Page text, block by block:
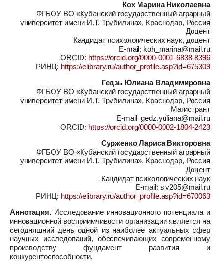
Кох Марина Николаевна
ФГБОУ ВО «Кубанский государственный аграрный
университет имени И.Т. Трубилина», Краснодар, Россия
Доцент
Кандидат психологических наук, доцент
E-mail: koh_marina@mail.ru
ORCID: https://orcid.org/0000-0001-6838-8396
РИНЦ: https://elibrary.ru/author_profile.asp?id=675309
Гедзь Юлиана Владимировна
ФГБОУ ВО «Кубанский государственный аграрный
университет имени И.Т. Трубилина», Краснодар, Россия
Магистрант
E-mail: gedz.yuliana@mail.ru
ORCID: https://orcid.org/0000-0002-1804-2423
Сурженко Лариса Викторовна
ФГБОУ ВО «Кубанский государственный аграрный
университет имени И.Т. Трубилина», Краснодар, Россия
Доцент
Кандидат психологических наук
E-mail: slv205@mail.ru
РИНЦ: https://elibrary.ru/author_profile.asp?id=670063
Аннотация. Исследование инновационного потенциала и
инновационной восприимчивости организации является на
сегодняшний день одной из наиболее актуальных сфер
научных исследований, обеспечивающих современному
производству фундамент развития и
конкурентоспособности.